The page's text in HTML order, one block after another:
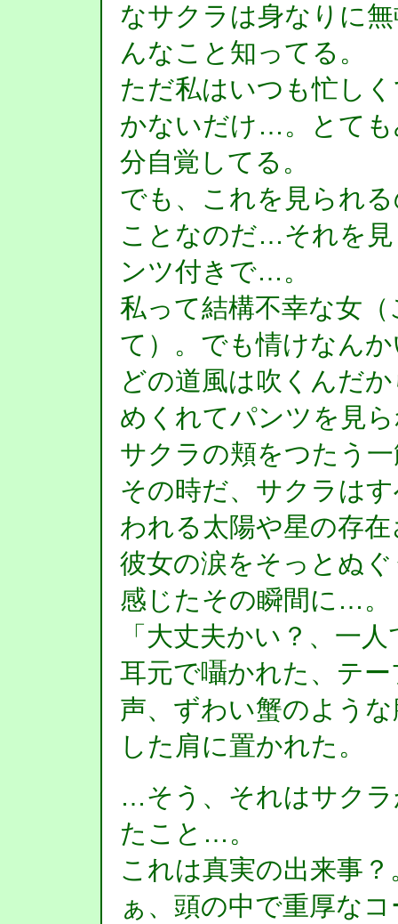
なサクラは身なりに
んなこと知ってる。
ただ私はいつも忙し
かないだけ…。とて
分自覚してる。
でも、これを見られ
ことなのだ…それを
ンツ付きで…。
私って結構不幸な女
て）。でも情けなん
どの道風は吹くんだ
めくれてパンツを見
サクラの頬をつたう
その時だ、サクラは
われる太陽や星の存
彼女の涙をそっとぬ
感じたその瞬間に…。
「大丈夫かい？、一
耳元で囁かれた、テ
声、ずわい蟹のよう
した肩に置かれた。
…そう、それはサク
たこと…。
これは真実の出来事
ぁ、頭の中で重厚な